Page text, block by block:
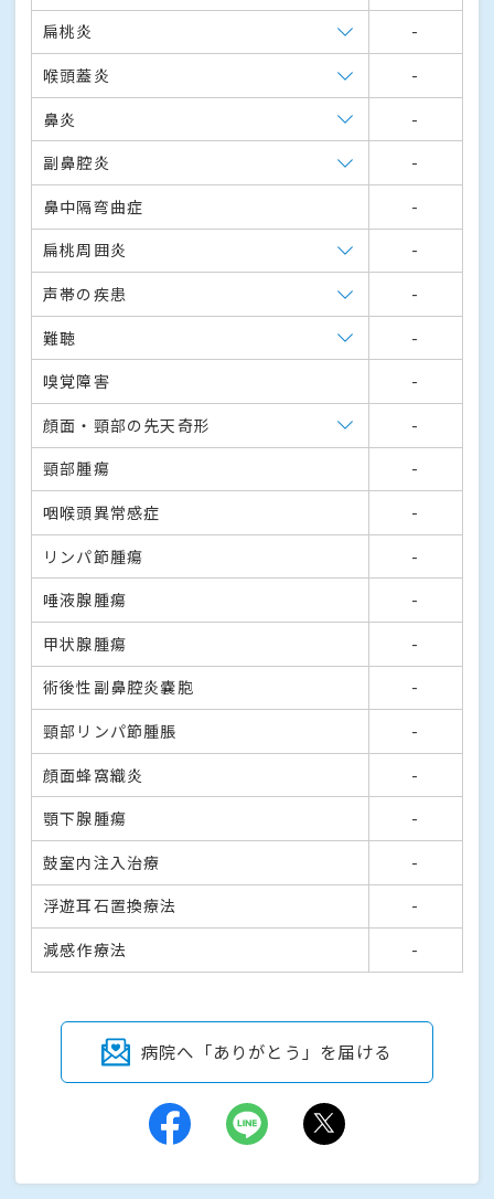
扁桃炎
-
喉頭蓋炎
-
鼻炎
-
副鼻腔炎
-
鼻中隔弯曲症
-
扁桃周囲炎
-
声帯の疾患
-
難聴
-
嗅覚障害
-
顔面・頸部の先天奇形
-
頸部腫瘍
-
咽喉頭異常感症
-
リンパ節腫瘍
-
唾液腺腫瘍
-
甲状腺腫瘍
-
術後性副鼻腔炎嚢胞
-
頸部リンパ節腫脹
-
顔面蜂窩織炎
-
顎下腺腫瘍
-
鼓室内注入治療
-
浮遊耳石置換療法
-
減感作療法
-
病院へ「ありがとう」を届ける